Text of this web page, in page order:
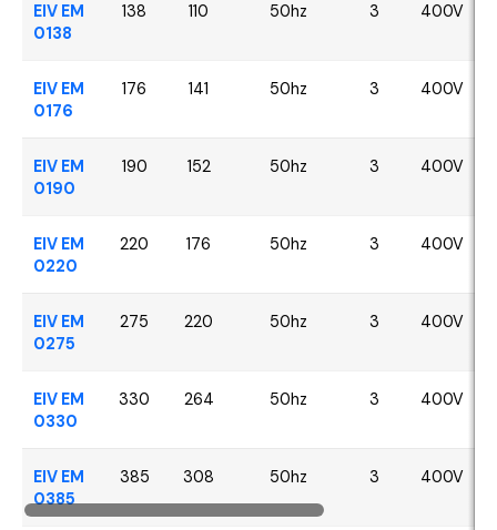
EIV EM
0138
138 110 50hz 3 400V
EIV EM
0176
176 141 50hz 3 400V
EIV EM
0190
190 152 50hz 3 400V
EIV EM
0220
220 176 50hz 3 400V
EIV EM
0275
275 220 50hz 3 400V
EIV EM
0330
330 264 50hz 3 400V
EIV EM
0385
385 308 50hz 3 400V